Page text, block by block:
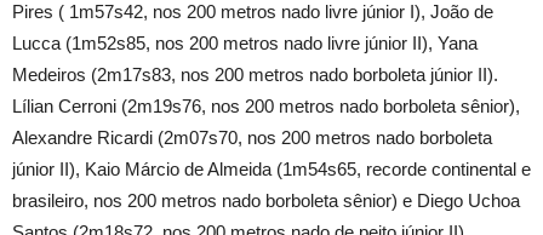
Pires ( 1m57s42, nos 200 metros nado livre júnior I), João de
Lucca (1m52s85, nos 200 metros nado livre júnior II), Yana
Medeiros (2m17s83, nos 200 metros nado borboleta júnior II).
Lílian Cerroni (2m19s76, nos 200 metros nado borboleta sênior),
Alexandre Ricardi (2m07s70, nos 200 metros nado borboleta
júnior II), Kaio Márcio de Almeida (1m54s65, recorde continental e
brasileiro, nos 200 metros nado borboleta sênior) e Diego Uchoa